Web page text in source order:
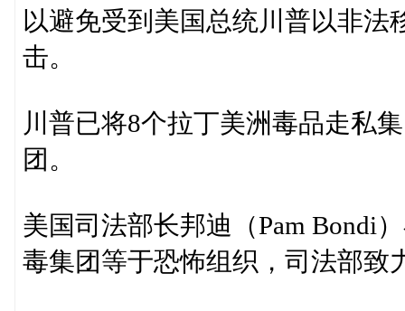
以避免受到美国总统川普以非
击。
川普已将8个拉丁美洲毒品走私
团。
美国司法部长邦迪（Pam Bondi
毒集团等于恐怖组织，司法部致